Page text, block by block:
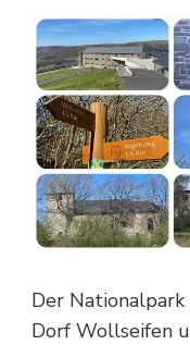
Der
Dorf Wollseifen